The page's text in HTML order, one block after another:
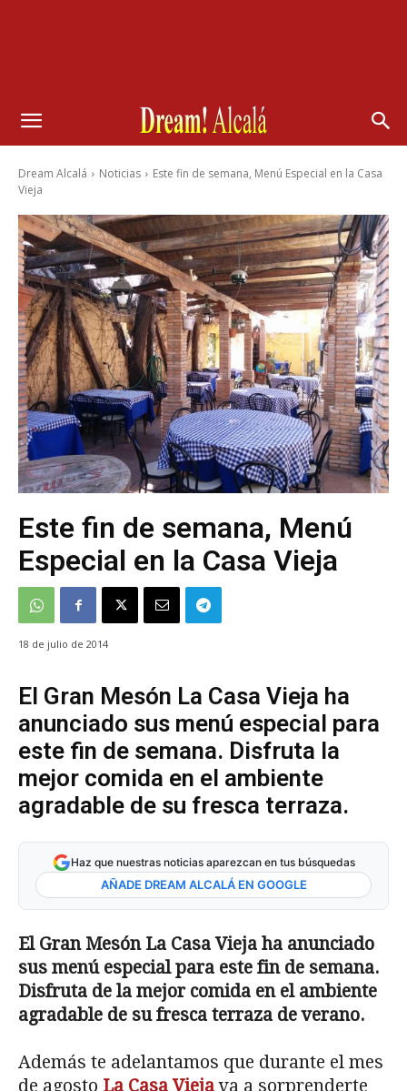
Dream Alcalá Noticias
Este fin de semana, Menú Especial en la Casa
Vieja
Este fin de semana, Menú
Especial en la Casa Vieja
18 de julio de 2014
El Gran Mesón La Casa Vieja ha
anunciado sus menú especial para
este fin de semana. Disfruta la
mejor comida en el ambiente
agradable de su fresca terraza.
Haz que nuestras noticias aparezcan en tus búsquedas
AÑADE DREAM ALCALÁ EN GOOGLE
El Gran Mesón La Casa Vieja ha anunciado
sus menú especial para este fin de semana.
Disfruta de la mejor comida en el ambiente
agradable de su fresca terraza de verano.
Además te adelantamos que durante el mes
de agosto La Casa Vieja va a sorprenderte